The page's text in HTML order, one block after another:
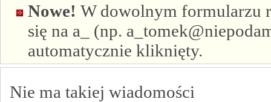
Nowe! W dowolnym formularzu
się na a_ (np.
automatycznie kliknięty.
Nie ma takiej wiadomości